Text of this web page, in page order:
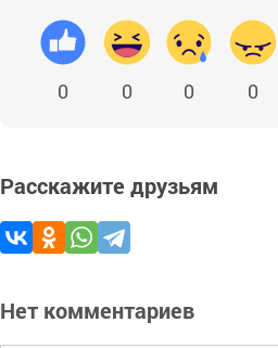
0 0 0 0
Расскажите друзьям
Нет комментариев